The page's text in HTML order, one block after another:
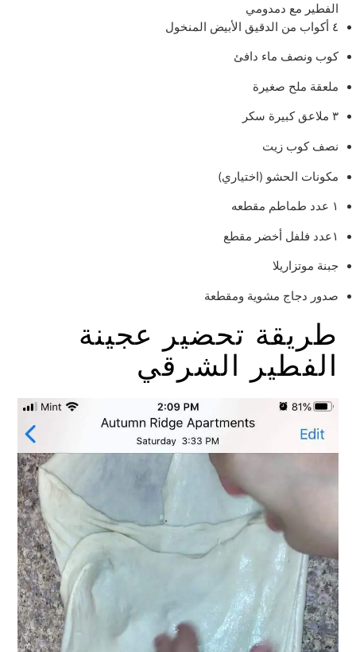
الفطير مع دمدومي
٤ أكواب من الدقيق الأبيض المنخول
كوب ونصف ماء دافئ
ملعقة ملح صغيرة
٣ ملاعق كبيرة سكر
نصف كوب زيت
مكونات الحشو (اختياري)
١ عدد طماطم مقطعه
١عدد فلفل أخضر مقطع
جبنة موتزاريلا
صدور دجاج مشوية ومقطعة
طريقة تحضير عجينة
الفطير الشرقي